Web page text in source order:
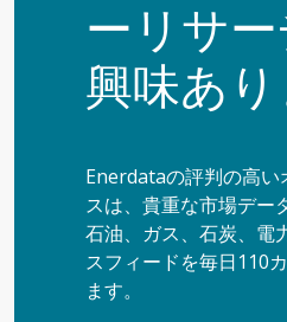
ーリサ
興味あり
Enerdataの評判の高
スは、貴重な市場デー
石油、ガス、石炭、電
スフィードを毎日110
ます。